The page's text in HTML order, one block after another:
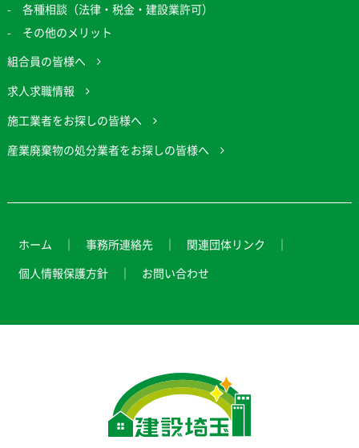
各種相談（法律・税金・建設業許可）
その他のメリット
組合員の皆様へ
求人求職情報
施工業者をお探しの皆様へ
産業廃棄物の処分業者をお探しの皆様へ
ホーム 事務所連絡先
関連団体リンク
個人情報保護方針
お問い合わせ